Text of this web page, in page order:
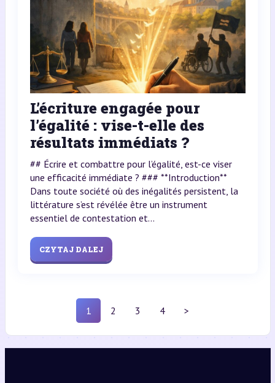
L’écriture engagée pour
l’égalité : vise-t-elle des
résultats immédiats ?
## Écrire et combattre pour l’égalité, est-ce viser
une efficacité immédiate ? ### **Introduction**
Dans toute société où des inégalités persistent, la
littérature s’est révélée être un instrument
essentiel de contestation et...
CZYTAJ DALEJ
1 2 3 4 >